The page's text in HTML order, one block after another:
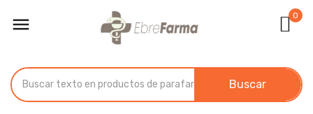
 0
Buscar